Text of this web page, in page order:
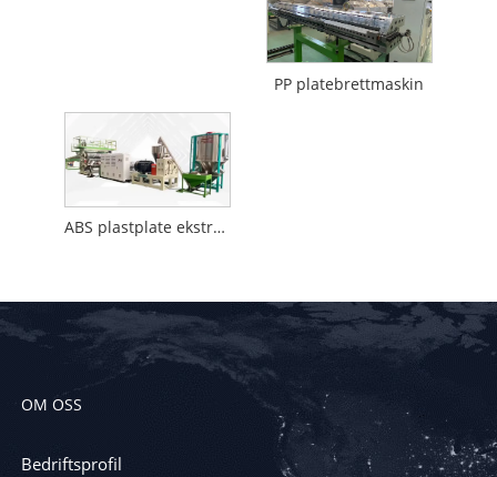
PP platebrettmaskin
ABS plastplate ekstruderingsmaskin
OM OSS
Bedriftsprofil